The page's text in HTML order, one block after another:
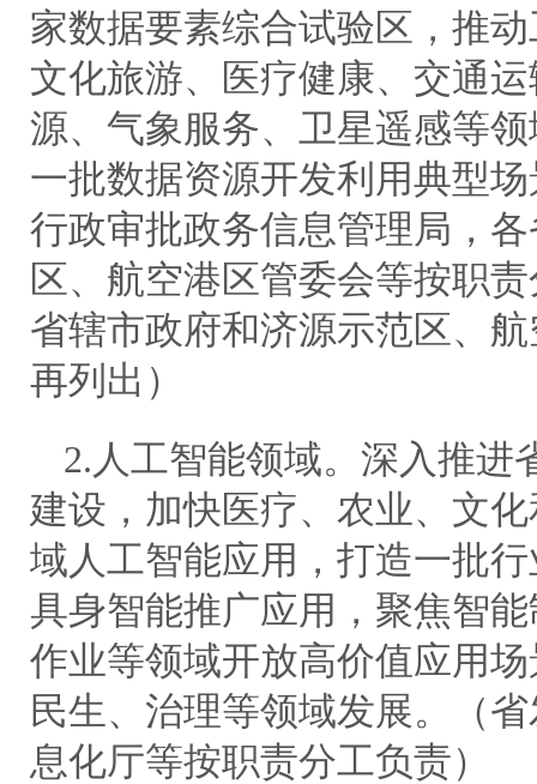
家数据要素综合试验区，推
文化旅游、医疗健康、交通
源、气象服务、卫星遥感等
一批数据资源开发利用典型
行政审批政务信息管理局，
区、航空港区管委会等按职
省辖市政府和济源示范区、
再列出）
2.人工智能领域。深入推进
建设，加快医疗、农业、文
域人工智能应用，打造一批
具身智能推广应用，聚焦智
作业等领域开放高价值应用
民生、治理等领域发展。（
息化厅等按职责分工负责）